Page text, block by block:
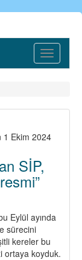
Toggle
1 Ekim 2024
SİP,
Eylül ayında
sürecini
kereler bu
ortaya koyduk.